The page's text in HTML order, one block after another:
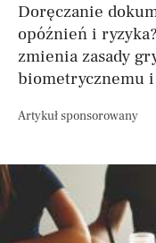
Doręczanie
opóźnień i
zmienia zasady
biometrycznemu
Artykuł sponsorowany